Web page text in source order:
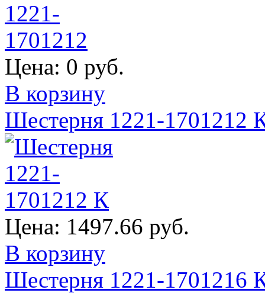
Цена: 0 руб.
В корзину
Шестерня 1221-1701212
Цена: 1497.66 руб.
В корзину
Шестерня 1221-1701216